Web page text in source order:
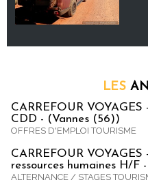
LES
CARREFOUR VOYAGES
CDD - (Vannes (56))
OFFRES D'EMPLOI TOURISME
CARREFOUR
ressources humaines H/F
ALTERNANCE / STAGES